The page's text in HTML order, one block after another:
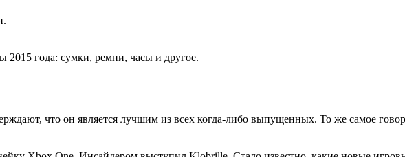
2015 года: сумки, ремни, часы и другое.
что он является лучшим из всех когда-либо выпущенных. То же самое